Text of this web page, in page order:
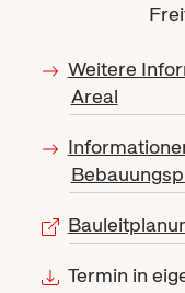
Weitere
Areal
Termin in